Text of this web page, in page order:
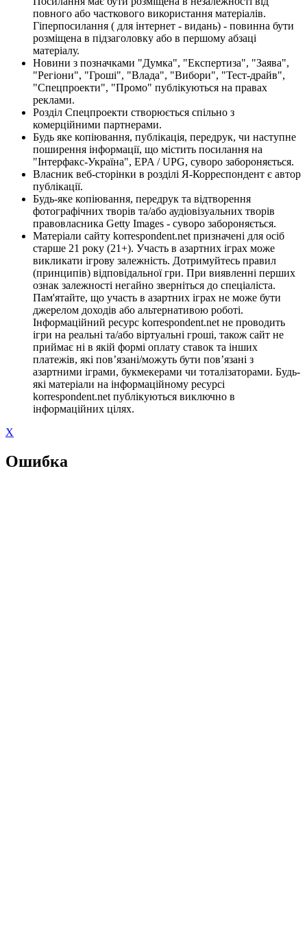
повного або часткового використання матеріалів.
Гіперпосилання ( для інтернет - видань) - повинна бути
розміщена в підзаголовку або в першому абзаці
матеріалу.
Новини з позначками "Думка", "Експертиза", "Заява",
"Регіони", "Гроші", "Влада", "Вибори", "Тест-драйв",
"Спецпроекти", "Промо" публікуються на правах
реклами.
Розділ Спецпроекти створюється спільно з
комерційними партнерами.
Будь яке копіювання, публікація, передрук, чи наступне
поширення інформації, що містить посилання на
"Інтерфакс-Україна", EPA / UPG, суворо забороняється.
Власник веб-сторінки в розділі Я-Корреспондент є автор
публікації.
Будь-яке копіювання, передрук та відтворення
фотографічних творів та/або аудіовізуальних творів
правовласника Getty Images - суворо забороняється.
Матеріали сайту korrespondent.net призначені для осіб
старше 21 року (21+). Участь в азартних іграх може
викликати ігрову залежність. Дотримуйтесь правил
(принципів) відповідальної гри. При виявленні перших
ознак залежності негайно зверніться до спеціаліста.
Пам'ятайте, що участь в азартних іграх не може бути
джерелом доходів або альтернативою роботі.
Інформаційний ресурс korrespondent.net не проводить
ігри на реальні та/або віртуальні гроші, також сайт не
приймає ні в якій формі оплату ставок та інших
платежів, які пов’язані/можуть бути пов’язані з
азартними іграми, букмекерами чи тоталізаторами. Будь-
які матеріали на інформаційному ресурсі
korrespondent.net публікуються виключно в
інформаційних цілях.
X
Ошибка